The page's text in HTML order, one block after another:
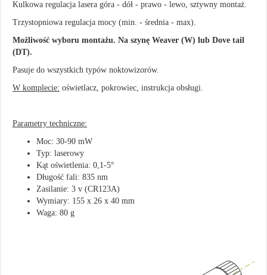
Kulkowa regulacja lasera góra - dół - prawo - lewo, sztywny montaż.
Trzystopniowa regulacja mocy (min. - średnia - max).
Możliwość wyboru montażu. Na szynę Weaver (W) lub Dove tail
(DT).
Pasuje do wszystkich typów noktowizorów.
W komplecie: oświetlacz, pokrowiec, instrukcja obsługi.
Parametry techniczne:
Moc: 30-90 mW
Typ: laserowy
Kąt oświetlenia: 0,1-5°
Długość fali: 835 nm
Zasilanie: 3 v (CR123A)
Wymiary: 155 x 26 x 40 mm
Waga: 80 g